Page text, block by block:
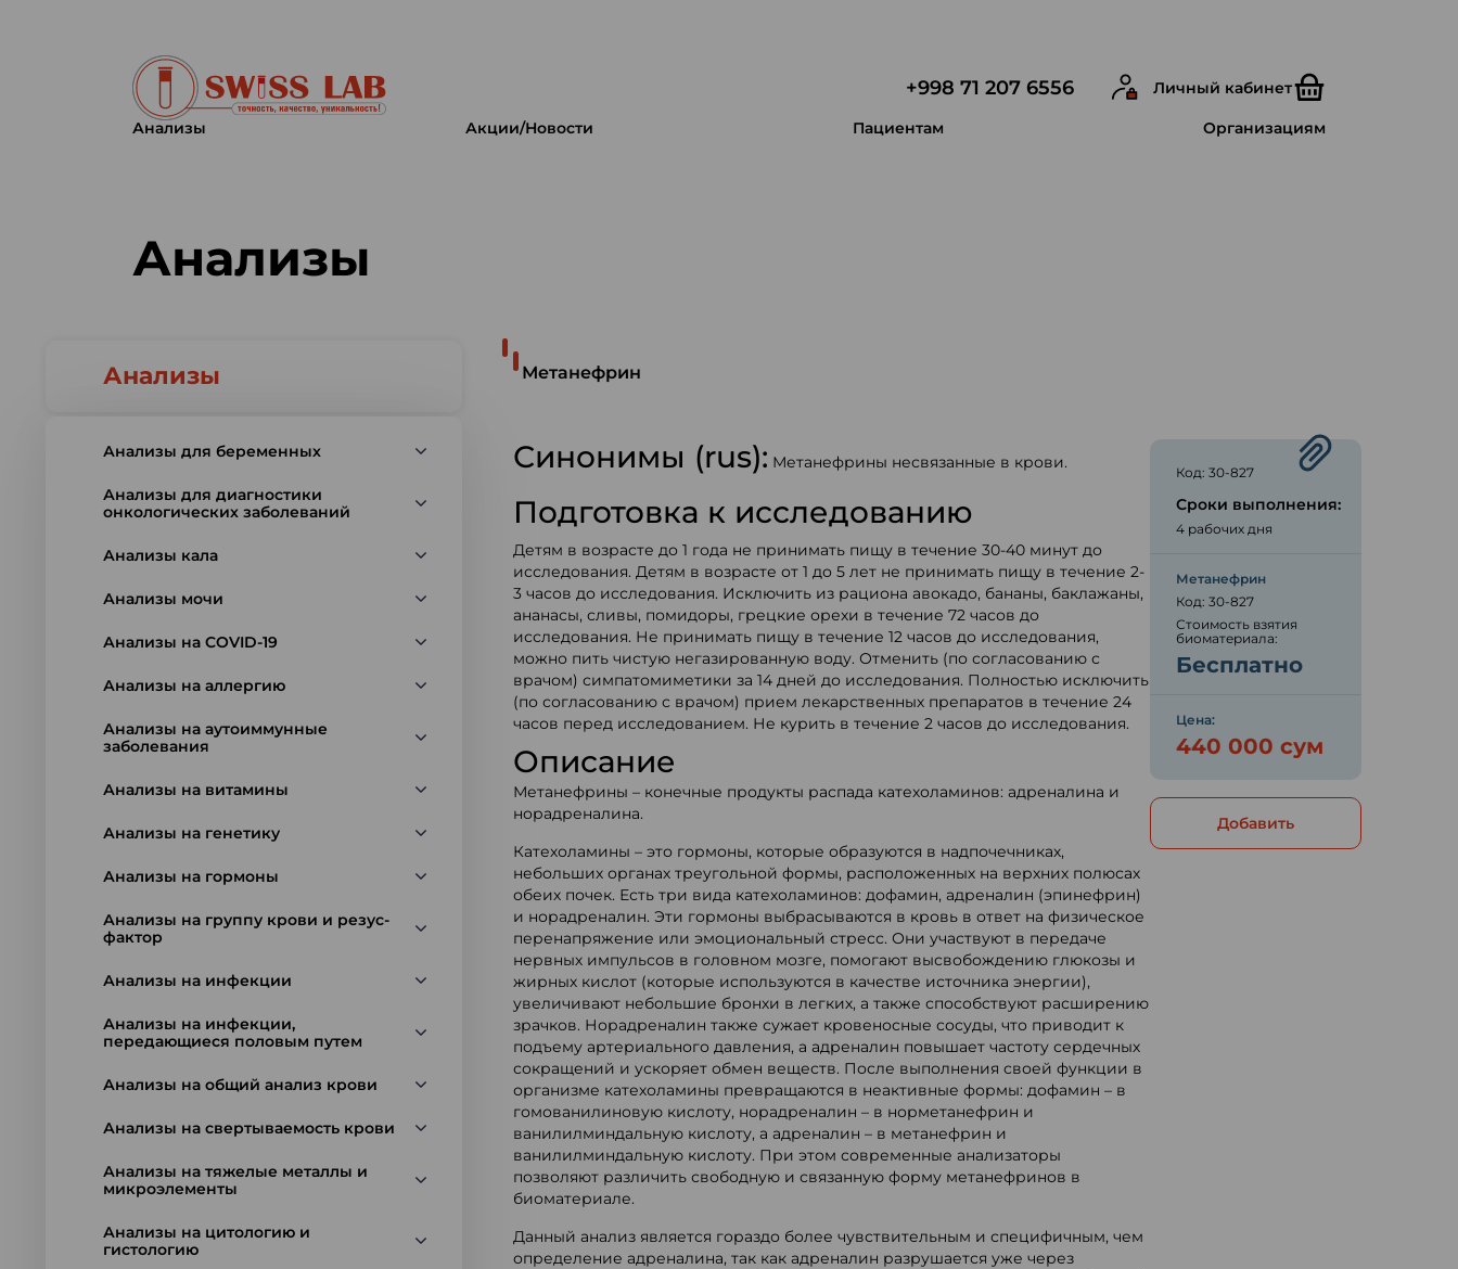
+998 71 207 6556 Личный кабинет
Анализы Акции/Новости Пациентам Организациям
Анализы
Анализы
Анализы для беременных
Анализы для диагностики
онкологических заболеваний
Анализы кала
Анализы мочи
Анализы на COVID-19
Анализы на аллергию
Анализы на аутоиммунные
заболевания
Анализы на витамины
Анализы на генетику
Анализы на гормоны
Анализы на группу крови и резус-
фактор
Анализы на инфекции
Анализы на инфекции,
передающиеся половым путем
Анализы на общий анализ крови
Анализы на свертываемость крови
Анализы на тяжелые металлы и
микроэлементы
Анализы на цитологию и
гистологию
Метанефрин
Синонимы (rus): Метанефрины несвязанные в крови.
Подготовка к исследованию
Детям в возрасте до 1 года не принимать пищу в течение 30-40 минут до
исследования. Детям в возрасте от 1 до 5 лет не принимать пищу в течение 2-
3 часов до исследования. Исключить из рациона авокадо, бананы, баклажаны,
ананасы, сливы, помидоры, грецкие орехи в течение 72 часов до
исследования. Не принимать пищу в течение 12 часов до исследования,
можно пить чистую негазированную воду. Отменить (по согласованию с
врачом) симпатомиметики за 14 дней до исследования. Полностью исключить
(по согласованию с врачом) прием лекарственных препаратов в течение 24
часов перед исследованием. Не курить в течение 2 часов до исследования.
Описание
Метанефрины – конечные продукты распада катехоламинов: адреналина и
норадреналина.
Катехоламины – это гормоны, которые образуются в надпочечниках,
небольших органах треугольной формы, расположенных на верхних полюсах
обеих почек. Есть три вида катехоламинов: дофамин, адреналин (эпинефрин)
и норадреналин. Эти гормоны выбрасываются в кровь в ответ на физическое
перенапряжение или эмоциональный стресс. Они участвуют в передаче
нервных импульсов в головном мозге, помогают высвобождению глюкозы и
жирных кислот (которые используются в качестве источника энергии),
увеличивают небольшие бронхи в легких, а также способствуют расширению
зрачков. Норадреналин также сужает кровеносные сосуды, что приводит к
подъему артериального давления, а адреналин повышает частоту сердечных
сокращений и ускоряет обмен веществ. После выполнения своей функции в
организме катехоламины превращаются в неактивные формы: дофамин – в
гомованилиновую кислоту, норадреналин – в норметанефрин и
ванилилминдальную кислоту, а адреналин – в метанефрин и
ванилилминдальную кислоту. При этом современные анализаторы
позволяют различить свободную и связанную форму метанефринов в
биоматериале.
Данный анализ является гораздо более чувствительным и специфичным, чем
определение адреналина, так как адреналин разрушается уже через
Код: 30-827
Сроки выполнения:
4 рабочих дня
Метанефрин
Код: 30-827
Стоимость взятия
биоматериала:
Бесплатно
Цена:
440 000 сум
Добавить